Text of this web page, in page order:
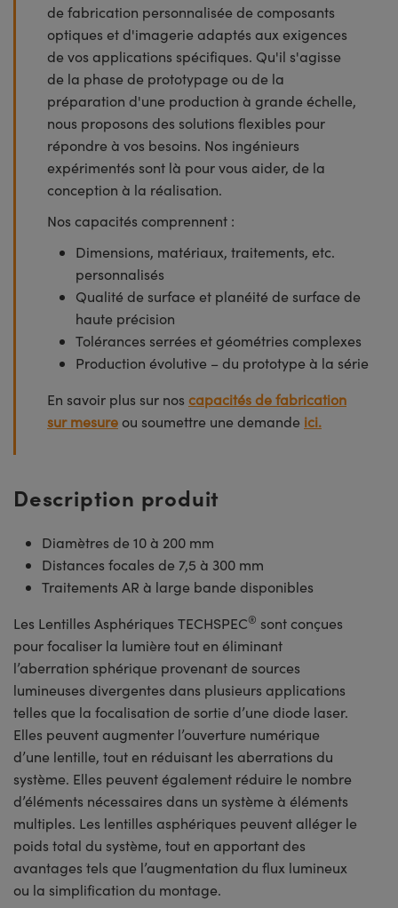
de fabrication personnalisée de composants
optiques et d'imagerie adaptés aux exigences
de vos applications spécifiques. Qu'il s'agisse
de la phase de prototypage ou de la
préparation d'une production à grande échelle,
nous proposons des solutions flexibles pour
répondre à vos besoins. Nos ingénieurs
expérimentés sont là pour vous aider, de la
conception à la réalisation.
Nos capacités comprennent :
Dimensions, matériaux, traitements, etc.
personnalisés
Qualité de surface et planéité de surface de
haute précision
Tolérances serrées et géométries complexes
Production évolutive – du prototype à la série
En savoir plus sur nos capacités de fabrication
sur mesure ou soumettre une demande ici.
Description produit
Diamètres de 10 à 200 mm
Distances focales de 7,5 à 300 mm
Traitements AR à large bande disponibles
Les Lentilles Asphériques TECHSPEC® sont conçues
pour focaliser la lumière tout en éliminant
l’aberration sphérique provenant de sources
lumineuses divergentes dans plusieurs applications
telles que la focalisation de sortie d’une diode laser.
Elles peuvent augmenter l’ouverture numérique
d’une lentille, tout en réduisant les aberrations du
système. Elles peuvent également réduire le nombre
d’éléments nécessaires dans un système à éléments
multiples. Les lentilles asphériques peuvent alléger le
poids total du système, tout en apportant des
avantages tels que l’augmentation du flux lumineux
ou la simplification du montage.